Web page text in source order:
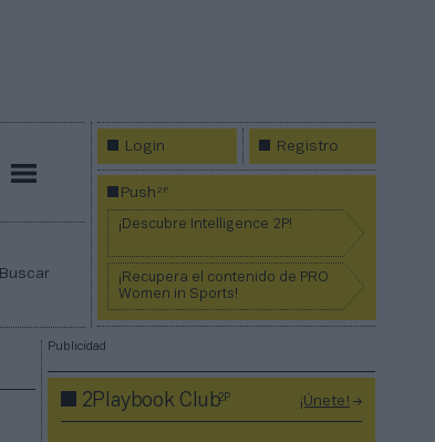
Buscar
Login Registro
Push2P
¡Descubre Intelligence 2P!
¡Recupera el contenido de PRO
Women in Sports!
Publicidad
2Playbook Club2P ¡Únete!